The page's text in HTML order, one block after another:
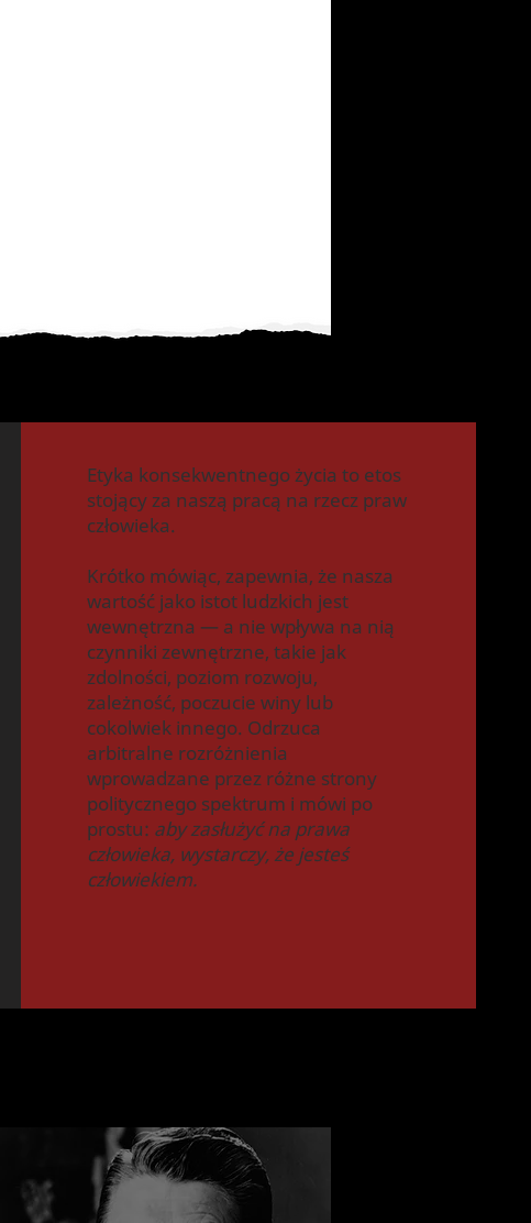
Etyka konsekwentnego życia to etos
stojący za naszą pracą na rzecz praw
człowieka.
Krótko mówiąc, zapewnia, że nasza
wartość jako istot ludzkich jest
wewnętrzna — a nie wpływa na nią
czynniki zewnętrzne, takie jak
zdolności, poziom rozwoju,
zależność, poczucie winy lub
cokolwiek innego. Odrzuca
arbitralne rozróżnienia
wprowadzane przez różne strony
politycznego spektrum i mówi po
prostu: aby zasłużyć na prawa
człowieka, wystarczy, że jesteś
człowiekiem.